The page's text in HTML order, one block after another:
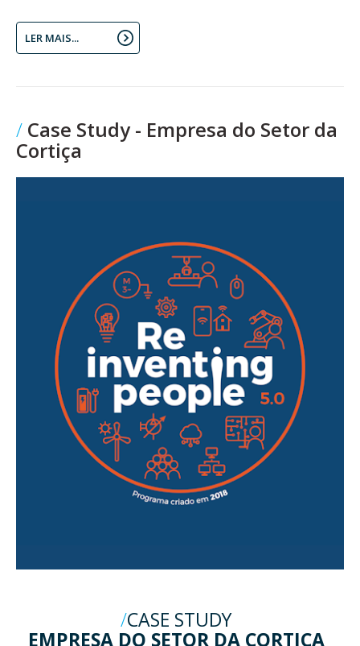
LER MAIS...
Case Study - Empresa do Setor da
Cortiça
CASE STUDY
EMPRESA DO SETOR DA CORTIÇA